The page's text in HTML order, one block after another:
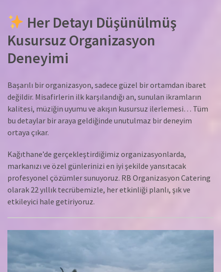
Her Detayı Düşünülmüş
Kusursuz Organizasyon
Deneyimi
Başarılı bir organizasyon, sadece güzel bir ortamdan ibaret
değildir. Misafirlerin ilk karşılandığı an, sunulan ikramların
kalitesi, müziğin uyumu ve akışın kusursuz ilerlemesi… Tüm
bu detaylar bir araya geldiğinde unutulmaz bir deneyim
ortaya çıkar.
Kağıthane’de gerçekleştirdiğimiz organizasyonlarda,
markanızı ve özel günlerinizi en iyi şekilde yansıtacak
profesyonel çözümler sunuyoruz. RB Organizasyon Catering
olarak 22 yıllık tecrübemizle, her etkinliği planlı, şık ve
etkileyici hale getiriyoruz.